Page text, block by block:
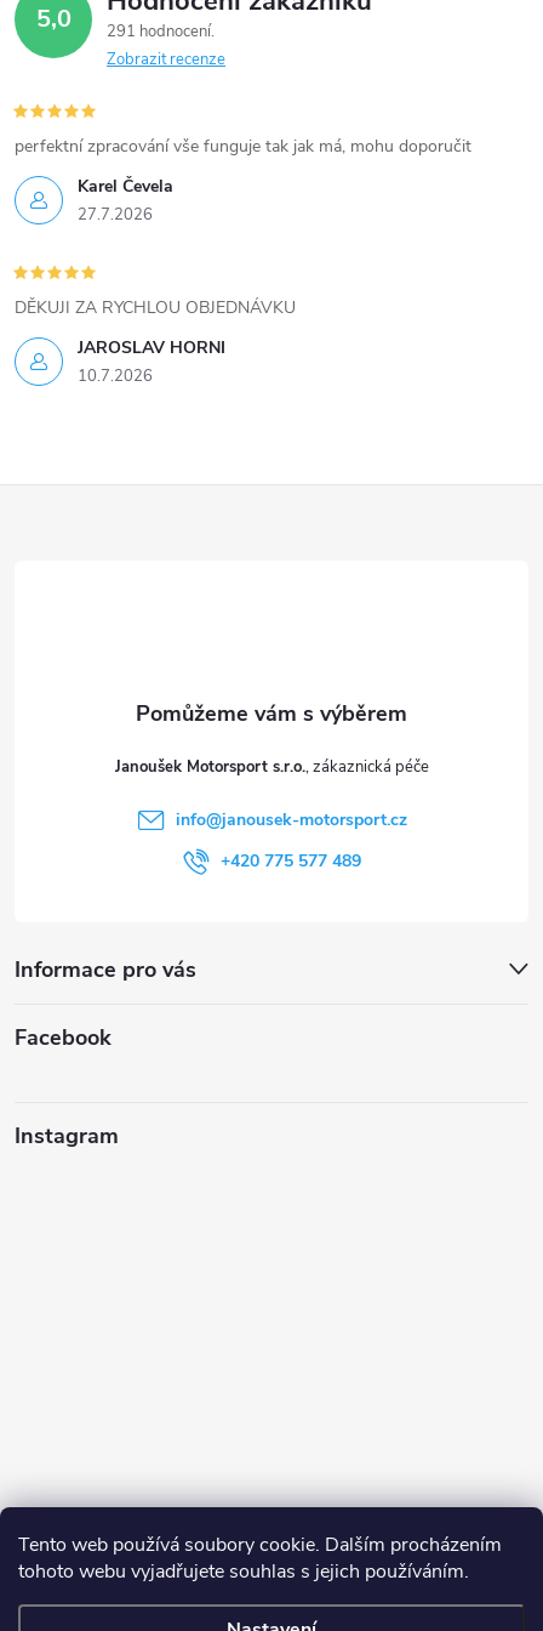
Tento web používá soubory cookie. Dalším procházením
tohoto webu vyjadřujete souhlas s jejich používáním.
195kW, Sprinter 135kW
140kW
d
a
c
í
p
r
v
k
y
ý
5,0
291 hodnocení
Zobrazit recenze
Karel Čevela
27.7.2026
perfektní zpracování vše funguje tak jak má, mohu doporučit
JAROSLAV HORNI
10.7.2026
DĚKUJI ZA RYCHLOU OBJEDNÁVKU
Janoušek Motorsport s.r.o.
info@janousek-motorsport.cz
+420 775 577 489
Informace pro vás
Facebook
Instagram
Sledovat na Instagramu